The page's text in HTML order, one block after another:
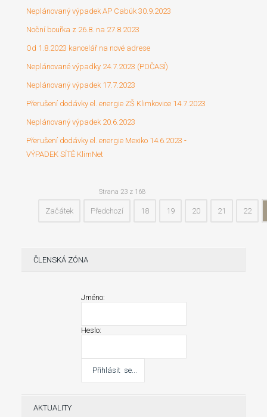
Neplánovaný výpadek AP Cabúk 30.9.2023
Noční bouřka z 26.8. na 27.8.2023
Od 1.8.2023 kancelář na nové adrese
Neplánované výpadky 24.7.2023 (POČASÍ)
Neplánovaný výpadek 17.7.2023
Přerušení dodávky el. energie ZŠ Klimkovice 14.7.2023
Neplánovaný výpadek 20.6.2023
Přerušení dodávky el. energie Mexiko 14.6.2023 -
VÝPADEK SÍTĚ KlimNet
Strana 23 z 168
Začátek Předchozí 18 19 20 21 22
ČLENSKÁ ZÓNA
Jméno:
Heslo:
AKTUALITY